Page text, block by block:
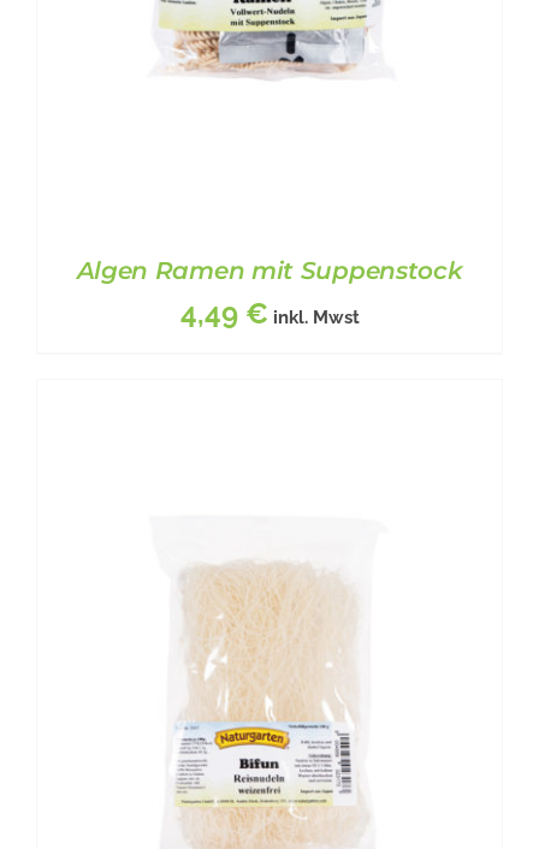
BESCHREIBUNG
Algen Ramen mit Suppenstock
4,49 € inkl. Mwst